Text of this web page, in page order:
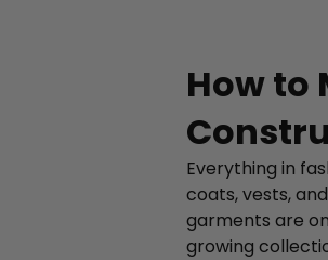
How to
Everything in
coats, vests,
garments are
growing